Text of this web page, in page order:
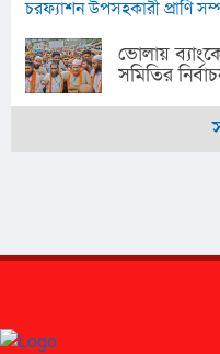
ভোলায়
সমিতির